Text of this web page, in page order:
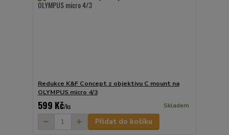
Redukce K&F Concept z objektivu C mount na
OLYMPUS micro 4/3
599 Kč/ks Skladem
Přidat do košíku